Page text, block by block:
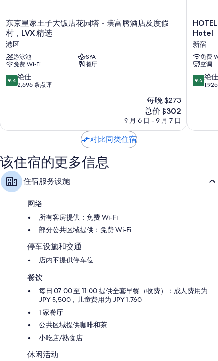
冰箱、电热水壶和客房清洁服务
东
京
皇
家
王
子
大
饭
腾
酒
店
及
度
东京皇家王子大饭店花园塔 - 璞富腾酒店及度假
村，LVX 精选
港区
游泳池
SPA
免费 Wi-Fi
餐厅
9.4
分，
佳，
点
评
9.4 绝佳
2,696 条点评
每晚 $273
新
价
总价 $302
9 月 6 日 - 9 月 7 日
HOTEL
A
Hotel
新
宿
Hotel
新宿
免费
空调
9.6
分，
佳，
9.6 绝佳
对比同类住宿
该住宿的更多信息
住宿服务设施
网络
所有客房提供：免费 Wi-Fi
部分公共区域提供：免费 Wi-Fi
停车设施和交通
店内不提供停车位
餐饮
每日 07:00 至 11:00 提供全套早餐（收费）：成人费用为
JPY 5,500，儿童费用为 JPY 1,760
1 家餐厅
公共区域提供咖啡和茶
小吃店/熟食店
休闲活动